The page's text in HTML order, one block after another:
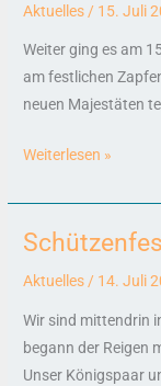
Aktuelles / 15. Juli
Weiter ging es am
am festlichen
neuen Majestäten
Radevormwald
Weiterlesen »
Aktuelles/ 14. Juli
Wir sind mittendrin
begann der Reigen
Unser Königspaar
Schützenfest
Aue